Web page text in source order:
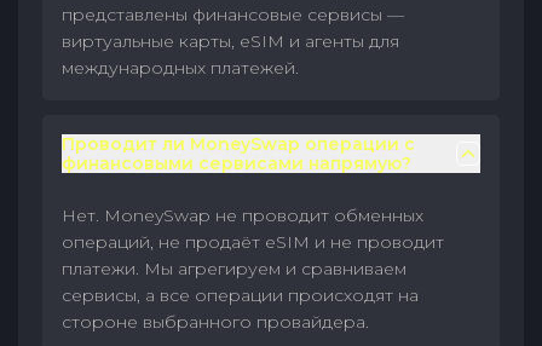
представлены финансовые сервисы —
виртуальные карты, eSIM и агенты для
международных платежей.
Проводит ли MoneySwap операции с
финансовыми сервисами напрямую?
Нет. MoneySwap не проводит обменных
операций, не продаёт eSIM и не проводит
платежи. Мы агрегируем и сравниваем
сервисы, а все операции происходят на
стороне выбранного провайдера.